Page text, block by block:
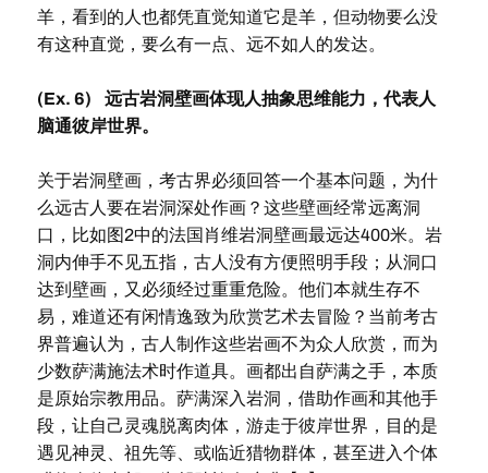
羊，看到的人也都凭直觉知道它是羊，但动物要么没
有这种直觉，要么有一点、远不如人的发达。
(Ex. 6) 远古岩洞壁画体现人抽象思维能力，代表人
脑通彼岸世界。
关于岩洞壁画，考古界必须回答一个基本问题，为什
么远古人要在岩洞深处作画？这些壁画经常远离洞
口，比如图2中的法国肖维岩洞壁画最远达400米。岩
洞内伸手不见五指，古人没有方便照明手段；从洞口
达到壁画，又必须经过重重危险。他们本就生存不
易，难道还有闲情逸致为欣赏艺术去冒险？当前考古
界普遍认为，古人制作这些岩画不为众人欣赏，而为
少数萨满施法术时作道具。画都出自萨满之手，本质
是原始宗教用品。萨满深入岩洞，借助作画和其他手
段，让自己灵魂脱离肉体，游走于彼岸世界，目的是
遇见神灵、祖先等、或临近猎物群体，甚至进入个体